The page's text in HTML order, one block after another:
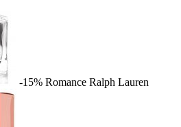
-15% Romance Ralph Lauren